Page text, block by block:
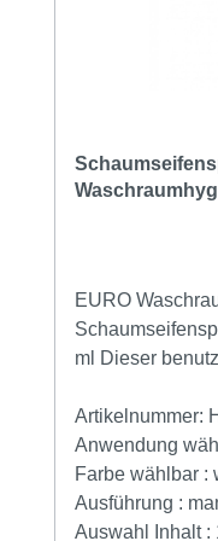
EURO
Schaumseifenspender
ml Dieser benutzerfreundliche Seifenspender
neues
äußerst
Artikelnummer:
Anwendung
Farbe wählbar :
Ausführung :
Auswahl Inhalt :